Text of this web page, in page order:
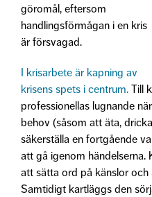
göromål, eftersom
handlingsförmågan i en kris
är försvagad.
I krisarbete är kapning av
krisens spets i centrum. Till
professionellas lugnande
behov (såsom att äta,
säkerställa en fortgående
att gå igenom händelserna.
att sätta ord på känslor och
Samtidigt kartläggs den